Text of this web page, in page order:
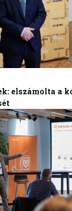
elszámolta a